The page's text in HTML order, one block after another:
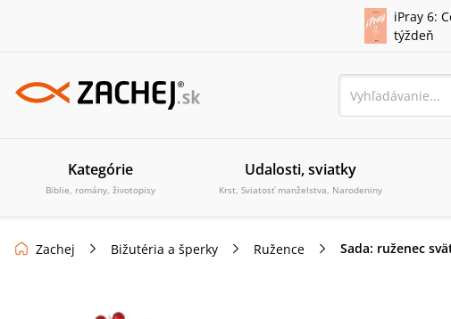
iPray 6:
týždeň
Kategórie
Biblie, romány, životopisy
Udalosti, sviatky
Krst, Sviatosť manželstva, Narodeniny
Zachej Bižutéria a šperky Ružence Sada: ruženec